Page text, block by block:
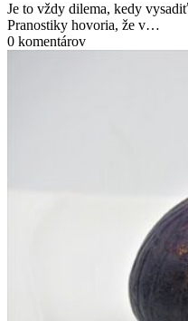
Je to vždy dilema, kedy
Pranostiky hovoria, že v…
0 komentárov